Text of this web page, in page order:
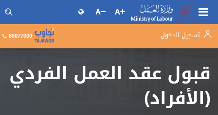
البحث فى موقع وزارة العمل تسجيل الدخول 80077000
قبول عقد العمل الفردي
(الأفراد)